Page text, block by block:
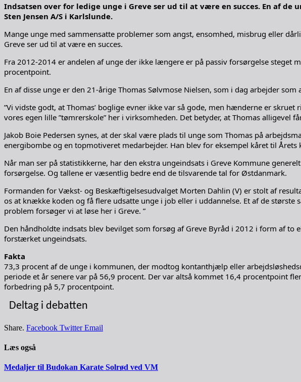
Indsatsen over for ledige unge i Greve ser ud til at være en succes. En af
Sten Jensen A/S i Karlslunde.
Mange unge med sammensatte problemer som angst, ensomhed, misbrug eller
Greve ser ud til at være en succes.
Fra 2012-2014 er andelen af unge der ikke længere er på passiv forsørgelse
procentpoint.
En af disse unge er den 21-årige Thomas Sølvmose Nielsen, som i dag arbejder
”Vi vidste godt, at Thomas’ boglige evner ikke var så gode, men hænderne er
vores egen lille ”tømrerskole” her i virksomheden. Det betyder, at Thomas alligevel
Jakob Boie Pedersen synes, at der skal være plads til unge som Thomas på
energibombe og en topmotiveret medarbejder. Han blev for eksempel kåret til Årets
Når man ser på statistikkerne, har den ekstra ungeindsats i Greve Kommune
forsørgelse. Og tallene er væsentlig bedre end de tilsvarende tal for Østdanmark.
Formanden for Vækst- og Beskæftigelsesudvalget Morten Dahlin (V) er stolt af
os at knække koden og få flere udsatte unge i job eller i uddannelse. Et af de
problem forsøger vi at løse her i Greve. ”
Den håndholdte indsats blev bevilget som forsøg af Greve Byråd i 2012 i form af
forstærket ungeindsats.
Fakta
73,3 procent af de unge i kommunen, der modtog kontanthjælp eller
periode et år senere var på 56,9 procent. Der var altså kommet 16,4 procentpoint
forbedring på 5,7 procentpoint.
Deltag i debatten
Share. Facebook Twitter Email
Læs også
Medaljer til Budokan Karate Solrød ved VM